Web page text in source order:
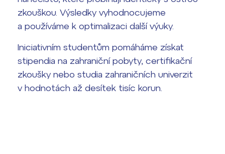
zkouškou. Výsledky vyhodnocujeme
a používáme k optimalizaci další výuky.
Iniciativním studentům pomáháme získat
stipendia na zahraniční pobyty, certifikační
zkoušky nebo studia zahraničních univerzit
v hodnotách až desítek tisíc korun.
Lidé často hledají
Proč se stát žákem ZŠ ČAG
Proč se stát studentem Gymnázia